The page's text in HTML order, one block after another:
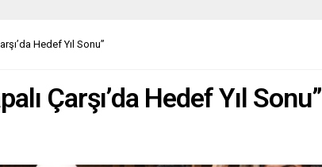
Hedef Yıl Sonu”
Çarşı’da Hedef Yıl Sonu”